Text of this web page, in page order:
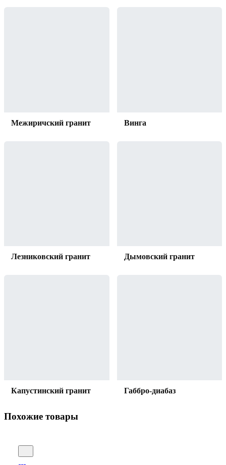
Межиричский гранит Винга
Лезниковский гранит Дымовский гранит
Капустинский гранит Габбро-диабаз
Похожие товары